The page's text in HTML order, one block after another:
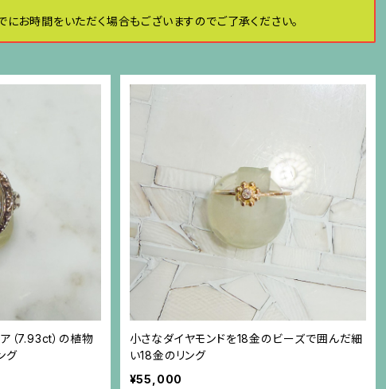
お時間をいただく場合もございますのでご了承ください。
（7.93ct）の植物
グ
小さなダイヤモンドを18金のビーズで囲んだ細
い18金のリング
¥55,000